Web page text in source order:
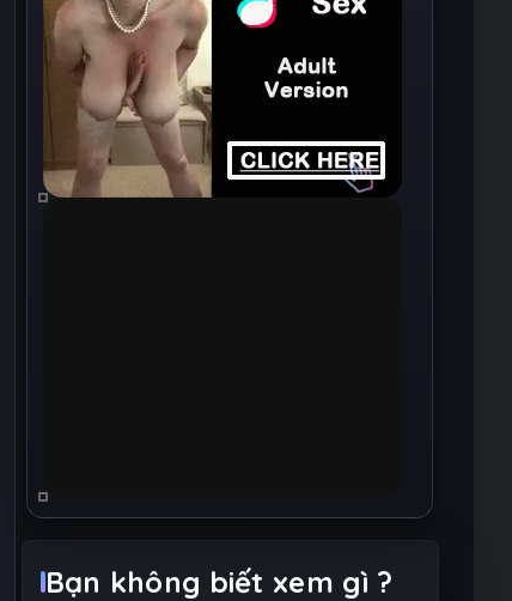
Bạn không biết xem gì ?